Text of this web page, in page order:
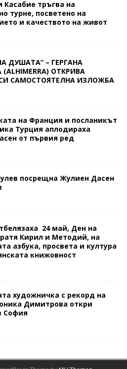
тръгва на
турне, посветено на
и качеството на живот
ДУШАТА“ – ГЕРГАНА
ОТКРИВА
САМОСТОЯТЕЛНА ИЗЛОЖБА
на Франция и посланикът
Турция аплодираха
от първия ред
посрещна Жулиен Дасен
24 май, Ден на
Кирил и Методий, на
азбука, просвета и култура
книжовност
художничка с рекорд на
Димитрова откри
София